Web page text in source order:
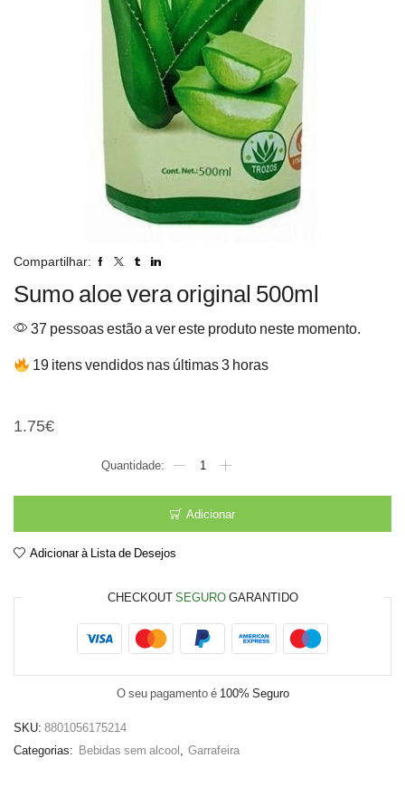
Compartilhar:
Sumo aloe vera original 500ml
37 pessoas estão a ver este produto neste momento.
19 itens vendidos nas últimas 3 horas
1.75€
vera
original
500ml
Adicionar
Adicionar à Lista de Desejos
CHECKOUTSEGUROGARANTIDO
O seu pagamento é 100% Seguro
SKU: 8801056175214
Categorias: Bebidas sem alcool, Garrafeira